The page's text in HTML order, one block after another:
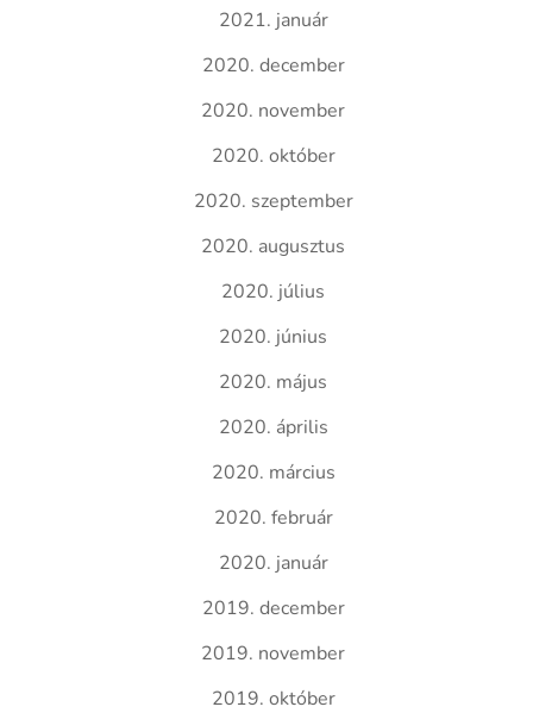
2021. január
2020. december
2020. november
2020. október
2020. szeptember
2020. augusztus
2020. július
2020. június
2020. május
2020. április
2020. március
2020. február
2020. január
2019. december
2019. november
2019. október